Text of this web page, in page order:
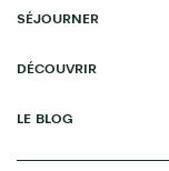
SÉJOURNER
DÉCOUVRIR
LE BLOG